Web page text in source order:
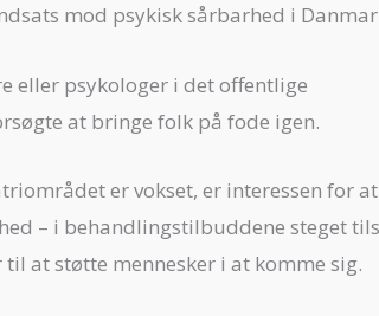
mod psykisk sårbarhed i
eller psykologer i det offentlige
at bringe folk på fode igen.
er vokset, er interessen for at
– i behandlingstilbuddene steget
at støtte mennesker i at komme sig.